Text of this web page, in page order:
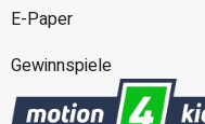
E-Paper
Gewinnspiele